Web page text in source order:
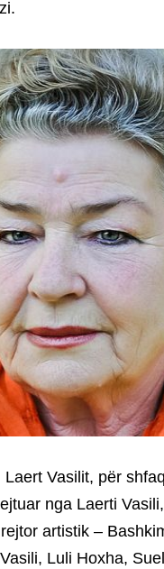
Vasilit, për
nga Laerti
artistik –
Luli Hoxha,